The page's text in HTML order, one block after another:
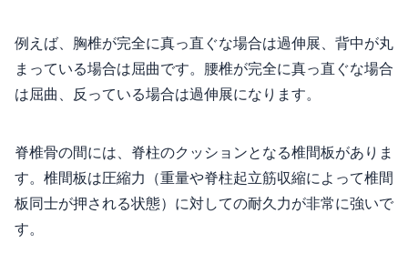
例えば、胸椎が完全に真っ直ぐな場合は過伸展、背中が丸
まっている場合は屈曲です。腰椎が完全に真っ直ぐな場合
は屈曲、反っている場合は過伸展になります。
脊椎骨の間には、脊柱のクッションとなる椎間板がありま
す。椎間板は圧縮力（重量や脊柱起立筋収縮によって椎間
板同士が押される状態）に対しての耐久力が非常に強いで
す。